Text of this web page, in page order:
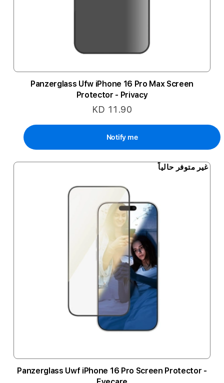
Panzerglass Ufw iPhone 16 Pro Max Screen
Protector - Privacy
KD 11.90
Notify me
غير متوفر حالياً
Panzerglass Uwf iPhone 16 Pro Screen Protector -